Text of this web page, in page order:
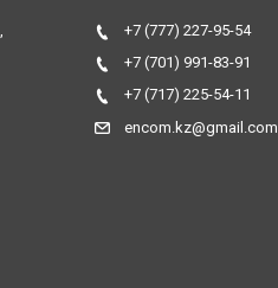
+7 (777) 227-95-54
+7 (701) 991-83-91
+7 (717) 225-54-11
encom.kz@gmail.com